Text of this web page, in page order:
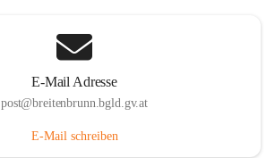
E-Mail Adresse
post@breitenbrunn.bgld.gv.at
E-Mail schreiben